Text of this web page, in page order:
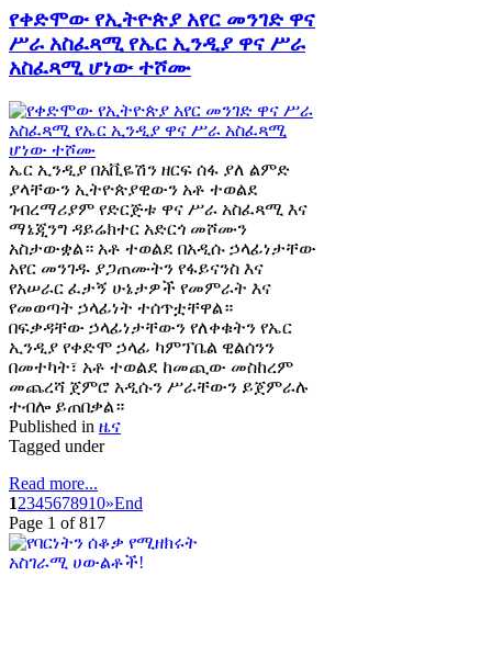
የቀድሞው የኢትዮጵያ አየር መንገድ ዋና
ሥራ አስፈጻሚ የኤር ኢንዲያ ዋና ሥራ
አስፈጻሚ ሆነው ተሾሙ
ኤር ኢንዲያ በአቪዬሽን ዘርፍ ሰፋ ያለ ልምድ
ያላቸውን ኢትዮጵያዊውን አቶ ተወልደ
ገብረማሪያም የድርጅቱ ዋና ሥራ አስፈጻሚ እና
ማኔጂንግ ዳይሬክተር አድርጎ መሾሙን
አስታውቋል። አቶ ተወልደ በአዲሱ ኃላፊነታቸው
አየር መንገዱ ያጋጠሙትን የፋይናንስ እና
የአሠራር ፈታኝ ሁኔታዎች የመምራት እና
የመወጣት ኃላፊነት ተሰጥቷቸዋል።
በፍቃዳቸው ኃላፊነታቸውን የለቀቁትን የኤር
ኢንዲያ የቀድሞ ኃላፊ ካምፕቤል ዊልሰንን
በመተካት፣ አቶ ተወልደ ከመጪው መስከረም
መጨረሻ ጀምሮ አዲሱን ሥራቸውን ይጀምራሉ
ተብሎ ይጠበቃል።
Published in ዜና
Tagged under
Read more...
12345678910»End
Page 1 of 817